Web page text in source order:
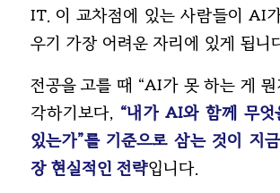
IT. 이 교차점에 있는 사람들이 AI
우기 가장 어려운 자리에 있게 됩니
전공을 고를 때 “AI가 못 하는 게 뭔
각하기보다, “내가 AI와 함께 무
있는가”를 기준으로 삼는 것이 지
장 현실적인 전략입니다.